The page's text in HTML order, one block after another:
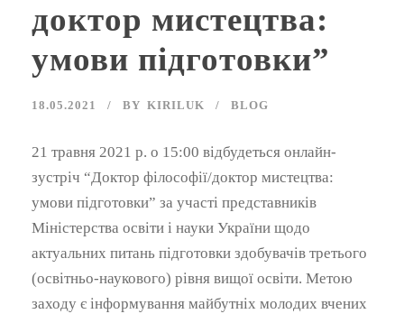
доктор мистецтва:
умови підготовки”
18.05.2021 BY KIRILUK BLOG
21 травня 2021 р. о 15:00 відбудеться онлайн-
зустріч “Доктор філософії/доктор мистецтва:
умови підготовки” за участі представників
Міністерства освіти і науки України щодо
актуальних питань підготовки здобувачів третього
(освітньо-наукового) рівня вищої освіти. Метою
заходу є інформування майбутніх молодих вчених